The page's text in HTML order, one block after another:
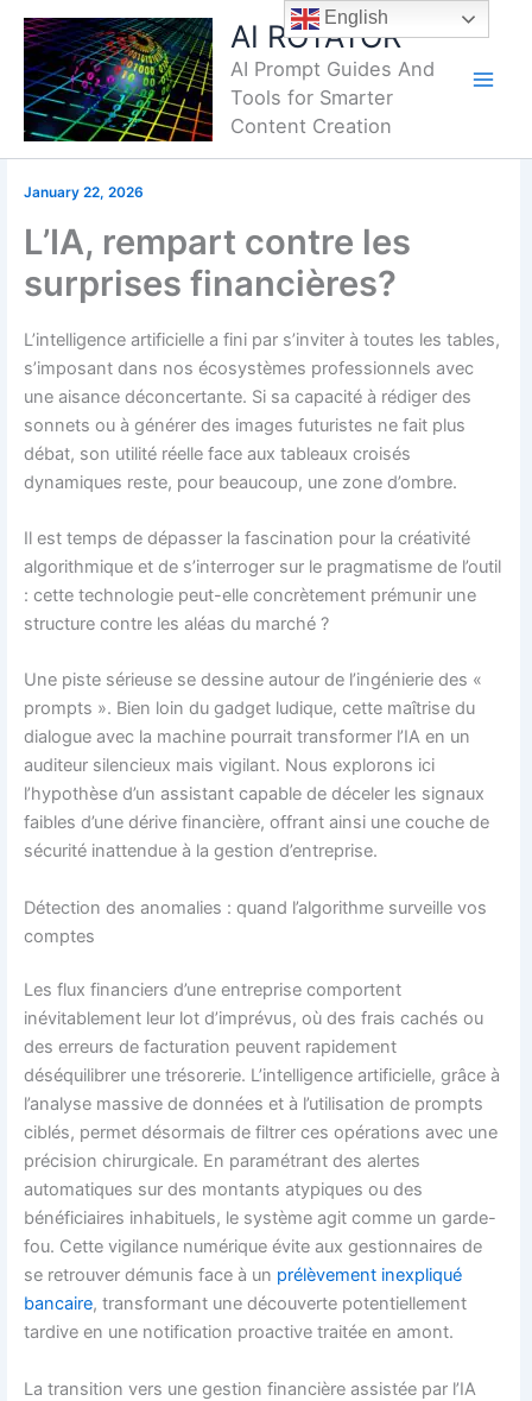
Skip
content
AI ROTATOR
AI Prompt Guides And
Tools for Smarter
Content Creation
January 22, 2026
L’IA, rempart contre les
surprises financières?
L’intelligence artificielle a fini par s’inviter à toutes les tables,
s’imposant dans nos écosystèmes professionnels avec
une aisance déconcertante. Si sa capacité à rédiger des
sonnets ou à générer des images futuristes ne fait plus
débat, son utilité réelle face aux tableaux croisés
dynamiques reste, pour beaucoup, une zone d’ombre.
Il est temps de dépasser la fascination pour la créativité
algorithmique et de s’interroger sur le pragmatisme de l’outil
: cette technologie peut-elle concrètement prémunir une
structure contre les aléas du marché ?
Une piste sérieuse se dessine autour de l’ingénierie des «
prompts ». Bien loin du gadget ludique, cette maîtrise du
dialogue avec la machine pourrait transformer l’IA en un
auditeur silencieux mais vigilant. Nous explorons ici
l’hypothèse d’un assistant capable de déceler les signaux
faibles d’une dérive financière, offrant ainsi une couche de
sécurité inattendue à la gestion d’entreprise.
Détection des anomalies : quand l’algorithme surveille vos
comptes
Les flux financiers d’une entreprise comportent
inévitablement leur lot d’imprévus, où des frais cachés ou
des erreurs de facturation peuvent rapidement
déséquilibrer une trésorerie. L’intelligence artificielle, grâce à
l’analyse massive de données et à l’utilisation de prompts
ciblés, permet désormais de filtrer ces opérations avec une
précision chirurgicale. En paramétrant des alertes
automatiques sur des montants atypiques ou des
bénéficiaires inhabituels, le système agit comme un garde-
fou. Cette vigilance numérique évite aux gestionnaires de
se retrouver démunis face à un prélèvement inexpliqué
bancaire, transformant une découverte potentiellement
tardive en une notification proactive traitée en amont.
La transition vers une gestion financière assistée par l’IA
English